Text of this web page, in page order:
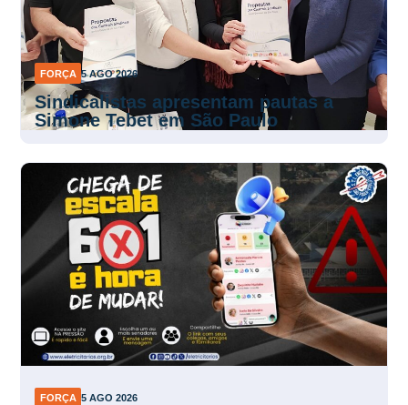
FORÇA 5 AGO 2026
Sindicalistas apresentam pautas a
Simone Tebet em São Paulo
FORÇA 5 AGO 2026